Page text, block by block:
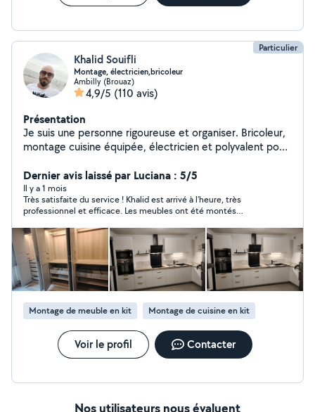
Particulier
Khalid Souifli
Montage, électricien,bricoleur
Ambilly (Brouaz)
4,9/5 (110 avis)
Présentation
Je suis une personne rigoureuse et organiser. Bricoleur,
montage cuisine équipée, électricien et polyvalent pour
mon numéro de téléphone ou via whatsapp s'il vous
plaît.
Dernier avis laissé par Luciana : 5/5
Il y a 1 mois
Très satisfaite du service ! Khalid est arrivé à l’heure, très
professionnel et efficace. Les meubles ont été montés
tout montage de meubles à domicile. Merci encore !
Montage de meuble en kit Montage de cuisine en kit
Voir le profil Contacter
Nos utilisateurs nous évaluent